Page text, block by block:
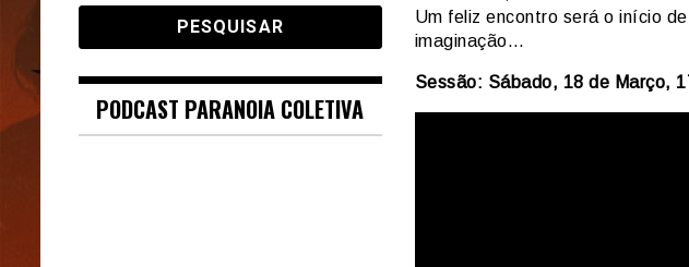
Um feliz encontro será o início
imaginação…
Sessão: Sábado, 18 de Março,
PODCAST PARANOIA COLETIVA